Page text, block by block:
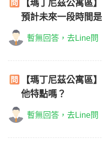
【瑪丁尼茲公寓區
預計未來一段時間
暫無回答，去Line問
【瑪丁尼茲公寓區
他特點嗎？
暫無回答，去Line問